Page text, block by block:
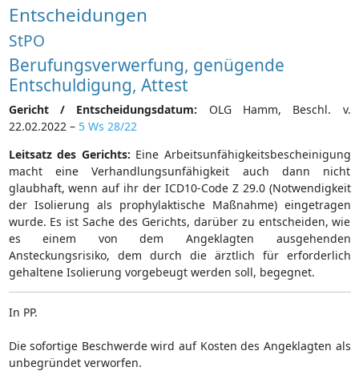
Entscheidungen
StPO
Berufungsverwerfung, genügende
Entschuldigung, Attest
Gericht / Entscheidungsdatum: OLG Hamm, Beschl. v.
22.02.2022 – 5 Ws 28/22
Leitsatz des Gerichts: Eine Arbeitsunfähigkeitsbescheinigung
macht eine Verhandlungsunfähigkeit auch dann nicht
glaubhaft, wenn auf ihr der ICD10-Code Z 29.0 (Notwendigkeit
der Isolierung als prophylaktische Maßnahme) eingetragen
wurde. Es ist Sache des Gerichts, darüber zu entscheiden, wie
es einem von dem Angeklagten ausgehenden
Ansteckungsrisiko, dem durch die ärztlich für erforderlich
gehaltene Isolierung vorgebeugt werden soll, begegnet.
In PP.
Die sofortige Beschwerde wird auf Kosten des Angeklagten als
unbegründet verworfen.